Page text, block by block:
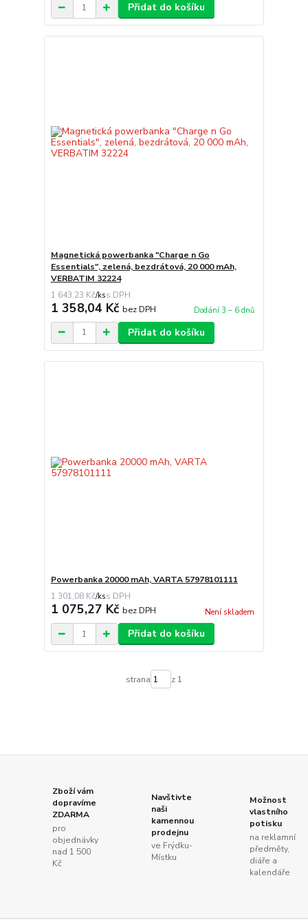
Přidat do košíku
Magnetická powerbanka "Charge n Go
Essentials", zelená, bezdrátová, 20 000 mAh,
VERBATIM 32224
1 643,23 Kč/ks
1 358,04 Kč bez DPH Dodání 3 – 6 dnů
Přidat do košíku
Powerbanka 20000 mAh, VARTA 57978101111
1 301,08 Kč/ks
1 075,27 Kč bez DPH Není skladem
Přidat do košíku
strana z 1
Zboží vám
dopravíme
ZDARMA
pro
objednávky
nad 1 500
Kč
Navštivte
naši
kamennou
prodejnu
ve Frýdku-
Místku
Možnost
vlastního
potisku
na reklamní
předměty,
diáře a
kalendáře